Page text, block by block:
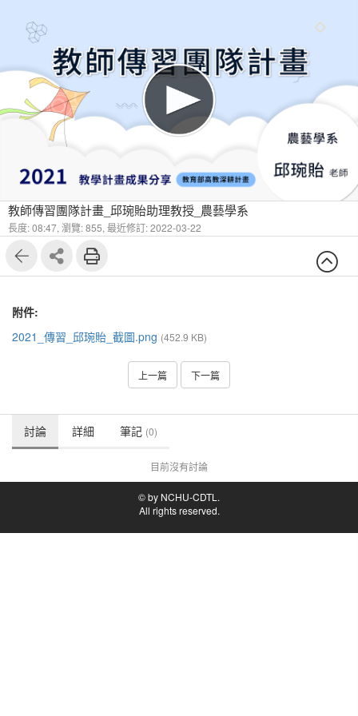
教師傳習團隊計畫_邱琬貽助理教授_農藝學系
長度: 08:47, 瀏覽: 855, 最近修訂: 2022-03-22
附件:
2021_傳習_邱琬貽_截圖.png (452.9 KB)
上一篇 下一篇
討論 詳細 筆記 (0)
目前沒有討論
© by NCHU-CDTL.
All rights reserved.